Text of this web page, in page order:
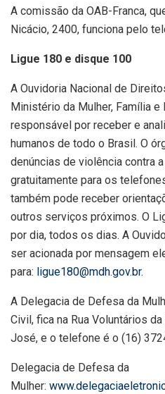
A comissão da OAB-Franca,
Nicácio, 2400, funciona pelo
Ligue 180 e disque 100
A Ouvidoria Nacional de
Ministério da Mulher, Família e
responsável por receber e
humanos de todo o Brasil. O
denúncias de violência contra
gratuitamente para os
também pode receber
outros serviços próximos. O
por dia, todos os dias. A
ser acionada por mensagem
para: ligue180@mdh.gov.br.
A Delegacia de Defesa da
Civil, fica na Rua Voluntários
José, e o telefone é o (16)
Delegacia de Defesa da
Mulher: